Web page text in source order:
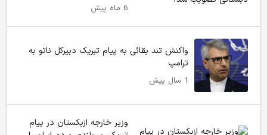
6 ماه پیش
واکنش تند بقائی به پیام تبریک دبیرکل ناتو به
ترامپ
1 سال پیش
وزیر خارجه ازبکستان در پیام